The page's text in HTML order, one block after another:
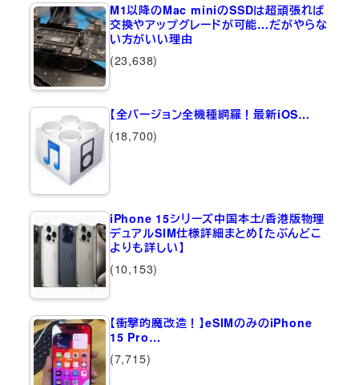
M1以降のMac miniのSSDは超頑張れば
交換やアップグレードが可能…だがやらな
い方がいい理由
(23,638)
【全バージョン全機種網羅！最新iOS…
(18,700)
iPhone 15シリーズ中国本土/香港版物理
デュアルSIM仕様詳細まとめ【たぶんどこ
よりも詳しい】
(10,153)
【衝撃的魔改造！】eSIMのみのiPhone
15 Pro…
(7,715)